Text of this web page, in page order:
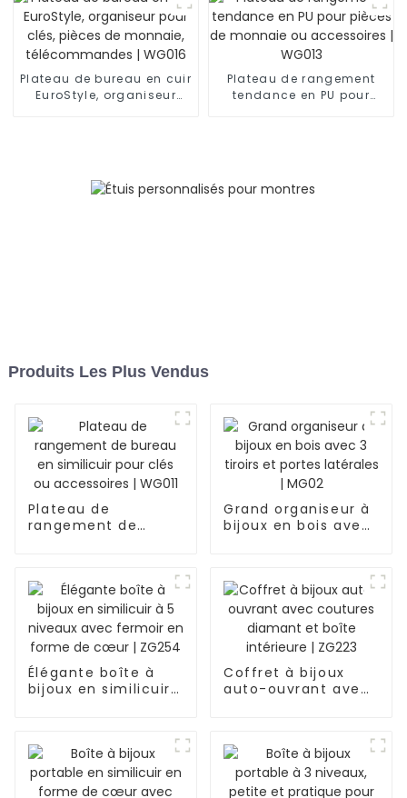
Plateau de bureau en cuir
EuroStyle, organiseur
Plateau de rangement
tendance en PU pour
Produits Les Plus Vendus
Plateau de
rangement de
accessoires | WG011
Grand organiseur à
bijoux en bois avec
Élégante boîte à
bijoux en similicuir
Coffret à bijoux
auto-ouvrant avec